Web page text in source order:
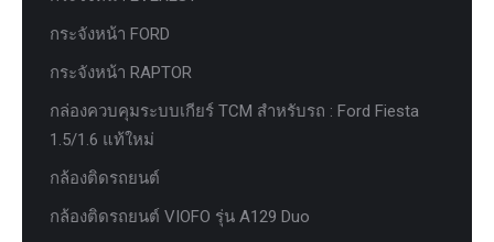
กระจังหน้า FORD
กระจังหน้า RAPTOR
กล่องควบคุมระบบเกียร์ TCM สำหรับรถ : Ford Fiesta
1.5/1.6 แท้ใหม่
กล้องติดรถยนต์
กล้องติดรถยนต์ VIOFO รุ่น A129 Duo